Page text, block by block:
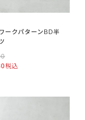
ークパターンBD半
税込